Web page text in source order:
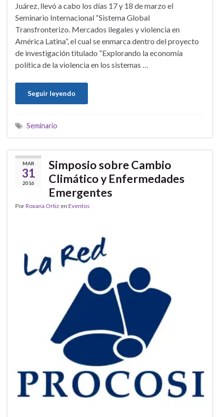
Juárez, llevó a cabo los días 17 y 18 de marzo el
Seminario Internacional “Sistema Global
Transfronterizo. Mercados ilegales y violencia en
América Latina”, el cual se enmarca dentro del proyecto
de investigación titulado “Explorando la economía
política de la violencia en los sistemas …
Seguir leyendo
Seminario
MAR
31
2016
Simposio sobre Cambio
Climático y Enfermedades
Emergentes
PorRoxana Ortiz en Eventos